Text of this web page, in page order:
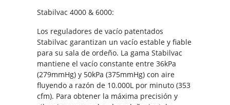
Stabilvac 4000 & 6000:
Los reguladores de vacío patentados
Stabilvac garantizan un vacío estable y fiable
para su sala de ordeño. La gama Stabilvac
mantiene el vacío constante entre 36kPa
(279mmHg) y 50kPa (375mmHg) con aire
fluyendo a razón de 10.000L por minuto (353
cfm). Para obtener la máxima precisión y